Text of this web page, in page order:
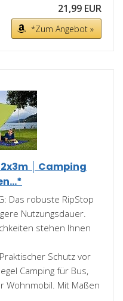
21,99 EUR
*Zum Angebot »
│ Camping
Das robuste RipStop
Nutzungsdauer.
stehen Ihnen
Praktischer Schutz vor
Camping für Bus,
Wohnmobil. Mit Maßen